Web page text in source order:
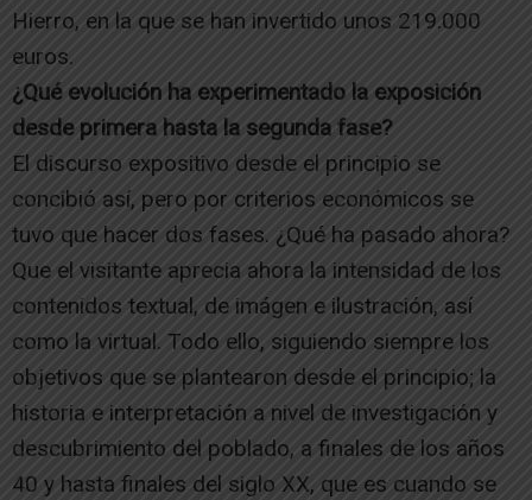
Hierro, en la que se han invertido unos 219.000
euros.
¿Qué evolución ha experimentado la exposición
desde primera hasta la segunda fase?
El discurso expositivo desde el principio se
concibió así, pero por criterios económicos se
tuvo que hacer dos fases. ¿Qué ha pasado ahora?
Que el visitante aprecia ahora la intensidad de los
contenidos textual, de imágen e ilustración, así
como la virtual. Todo ello, siguiendo siempre los
objetivos que se plantearon desde el principio; la
historia e interpretación a nivel de investigación y
descubrimiento del poblado, a finales de los años
40 y hasta finales del siglo XX, que es cuando se